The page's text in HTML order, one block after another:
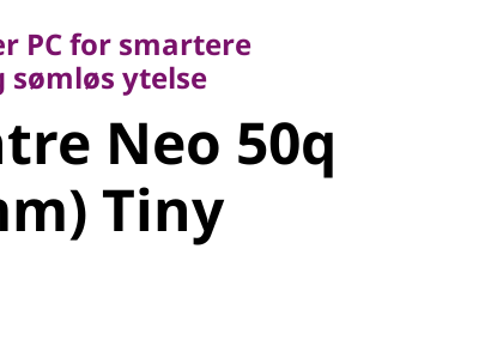
Neo
PC for smartere
ytelse
Neo 50q
Tiny